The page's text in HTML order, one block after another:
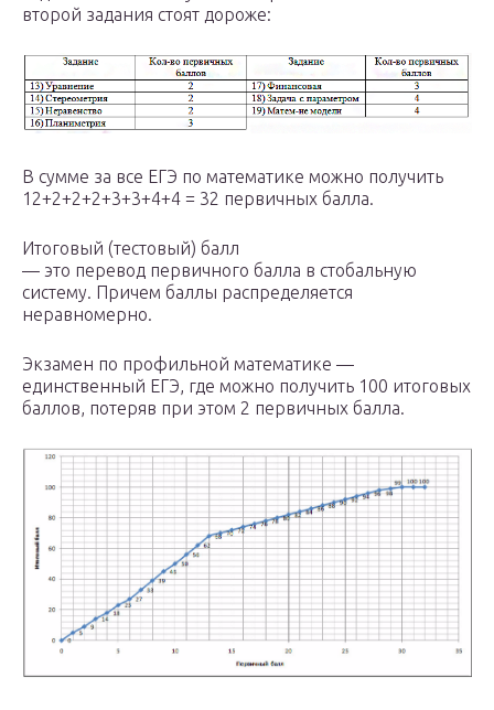
второй задания стоят дороже:
В сумме за все ЕГЭ по математике можно получить
12+2+2+2+3+3+4+4 = 32 первичных балла.
Итоговый (тестовый) балл
— это перевод первичного балла в стобальную
систему. Причем баллы распределяется
неравномерно.
Экзамен по профильной математике —
единственный ЕГЭ, где можно получить 100 итоговых
баллов, потеряв при этом 2 первичных балла.